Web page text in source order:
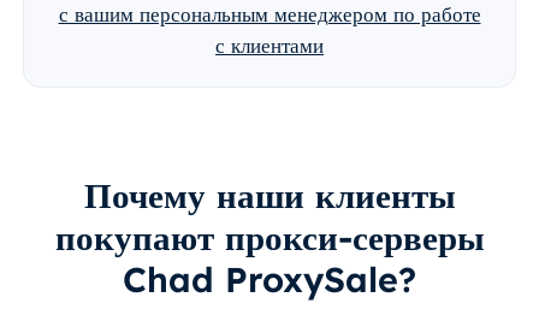
с вашим персональным менеджером по работе
с клиентами
Почему наши клиенты
покупают прокси-серверы
Chad ProxySale?